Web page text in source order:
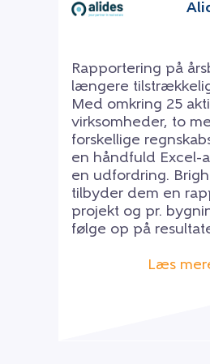
Rapportering på
længere
Med omkring 25
virksomheder, to
forskellige
en håndfuld Excel-
en udfordring.
tilbyder dem en
projekt og pr.
følge op på
Læs